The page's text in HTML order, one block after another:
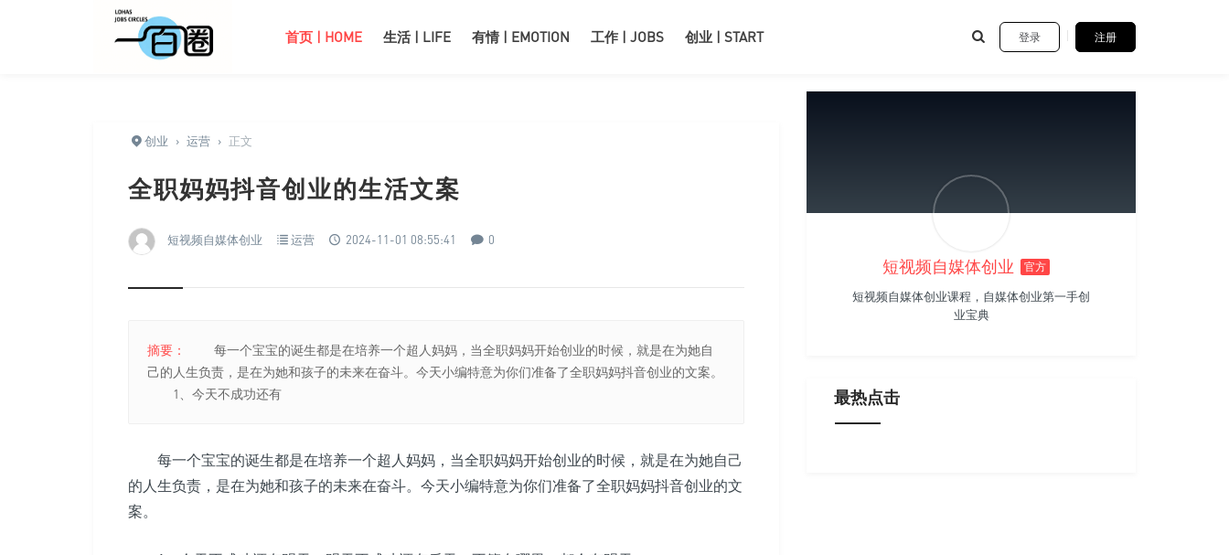
首页 | HOME 生活 | LIFE 有情 | EMOTION 工作 | JOBS 创业 | START 登录 注册
创业 › 运营 › 正文
全职妈妈抖音创业的生活文案
短视频自媒体创业 运营 2024-11-01 08:55:41 0
摘要：
每一个宝宝的诞生都是在培养一个超人妈妈，当全职妈妈开始创业的时候，就是在为她自
己的人生负责，是在为她和孩子的未来在奋斗。今天小编特意为你们准备了全职妈妈抖音创业的文案。
1、今天不成功还有
每一个宝宝的诞生都是在培养一个超人妈妈，当全职妈妈开始创业的时候，就是在为她自己
的人生负责，是在为她和孩子的未来在奋斗。今天小编特意为你们准备了全职妈妈抖音创业的文
案。
短视频自媒体创业 官方
短视频自媒体创业课程，自媒体创业第一手创
业宝典
最热点击